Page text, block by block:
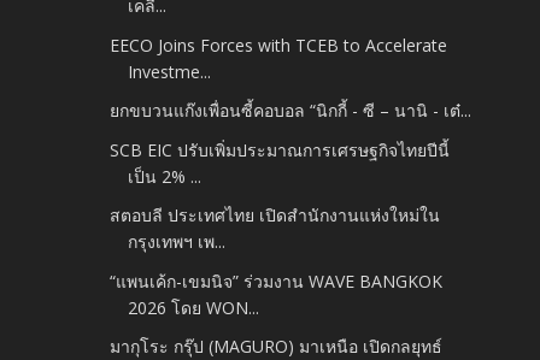
เคลื่...
EECO Joins Forces with TCEB to Accelerate
Investme...
ยกขบวนแก๊งเพื่อนซี้คอบอล “นิกกี้ - ซี – นานิ - เต๋...
SCB EIC ปรับเพิ่มประมาณการเศรษฐกิจไทยปีนี้
เป็น 2% ...
สตอบลี ประเทศไทย เปิดสำนักงานแห่งใหม่ใน
กรุงเทพฯ เพ...
“แพนเค้ก-เขมนิจ” ร่วมงาน WAVE BANGKOK
2026 โดย WON...
มากุโระ กรุ๊ป (MAGURO) มาเหนือ เปิดกลยุทธ์